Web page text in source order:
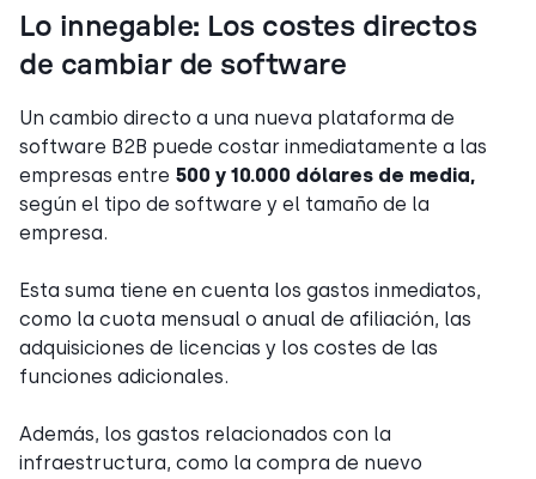
Lo innegable: Los costes directos
de cambiar de software
Un cambio directo a una nueva plataforma de
software B2B puede costar inmediatamente a las
empresas entre 500 y 10.000 dólares de media,
según el tipo de software y el tamaño de la
empresa.
Esta suma tiene en cuenta los gastos inmediatos,
como la cuota mensual o anual de afiliación, las
adquisiciones de licencias y los costes de las
funciones adicionales.
Además, los gastos relacionados con la
infraestructura, como la compra de nuevo